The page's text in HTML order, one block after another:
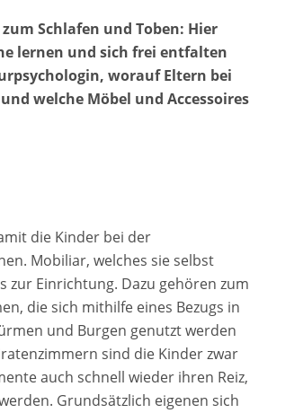
Schlafen und Toben: Hier
lernen und sich frei entfalten
worauf Eltern bei
welche Möbel und Accessoires
die Kinder bei der
Mobiliar, welches sie selbst
Einrichtung. Dazu gehören zum
die sich mithilfe eines Bezugs in
und Burgen genutzt werden
sind die Kinder zwar
auch schnell wieder ihren Reiz,
Grundsätzlich eigenen sich